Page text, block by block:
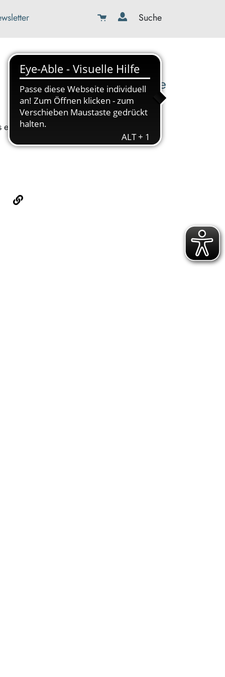
Suche
08179-423989-0
info@kbw-toelz-wor.de